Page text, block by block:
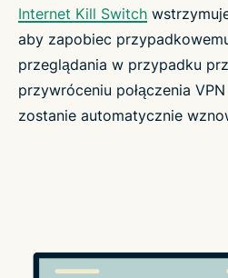
Internet Kill Switch
aby zapobiec
przeglądania w przypadku
przywróceniu połączenia
zostanie automatycznie